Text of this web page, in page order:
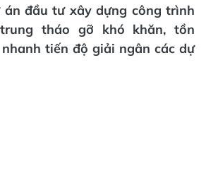
án đầu tư xây dựng công trình
trung tháo gỡ khó khăn, tồn
tiến độ giải ngân các dự